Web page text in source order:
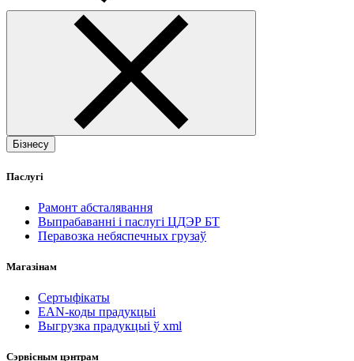
Бізнесу
Паслугі
Рамонт абсталявання
Выпрабаванні і паслугі ЦДЭР БТ
Перавозка небяспечных грузаў
Магазінам
Сертыфікаты
EAN-коды прадукцыі
Выгрузка прадукцыі ў xml
Сэрвісным цэнтрам